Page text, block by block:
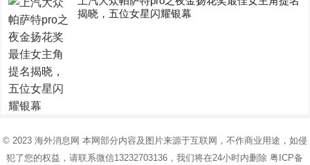
揭晓，五位女星闪耀银幕
© 2023 海外消息网 本网部分内容及图片来源于互联网，不作商业用途，如侵
犯了您的权益，请联系微信13232703136，我们将在24小时内删除粤ICP备